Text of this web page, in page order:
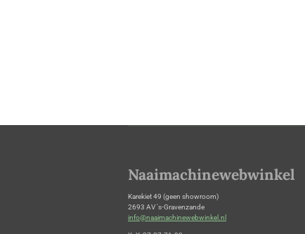
Naaimachinewebwinkel
Karekiet 49 (geen showroom)
2693 AV 's-Gravenzande
info@naaimachinewebwinkel.nl